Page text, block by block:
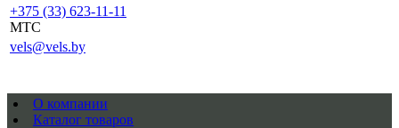
+375 (33) 623-11-11
MTC
vels@vels.by
О компании
Каталог товаров